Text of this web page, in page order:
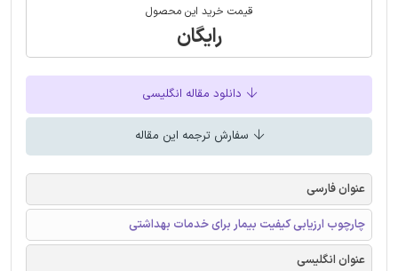
قیمت خرید این محصول
رایگان
دانلود مقاله انگلیسی
سفارش ترجمه این مقاله
عنوان فارسی
چارچوب ارزیابی کیفیت بیمار برای خدمات بهداشتی
عنوان انگلیسی